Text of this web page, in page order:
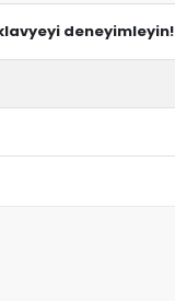
deneyimleyin!